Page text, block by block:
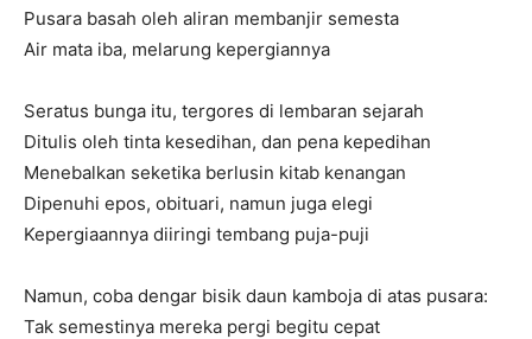
Pusara basah oleh aliran membanjir semesta
Air mata iba, melarung kepergiannya
Seratus bunga itu, tergores di lembaran sejarah
Ditulis oleh tinta kesedihan, dan pena kepedihan
Menebalkan seketika berlusin kitab kenangan
Dipenuhi epos, obituari, namun juga elegi
Kepergiaannya diiringi tembang puja-puji
Namun, coba dengar bisik daun kamboja di atas pusara:
Tak semestinya mereka pergi begitu cepat